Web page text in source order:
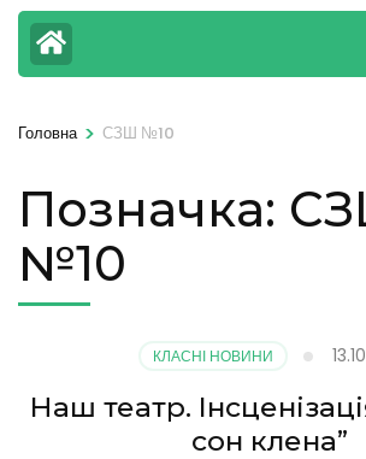
Головна > СЗШ №10
Позначка:
№10
КЛАСНІ НОВИНИ
Наш театр.
сон клена”